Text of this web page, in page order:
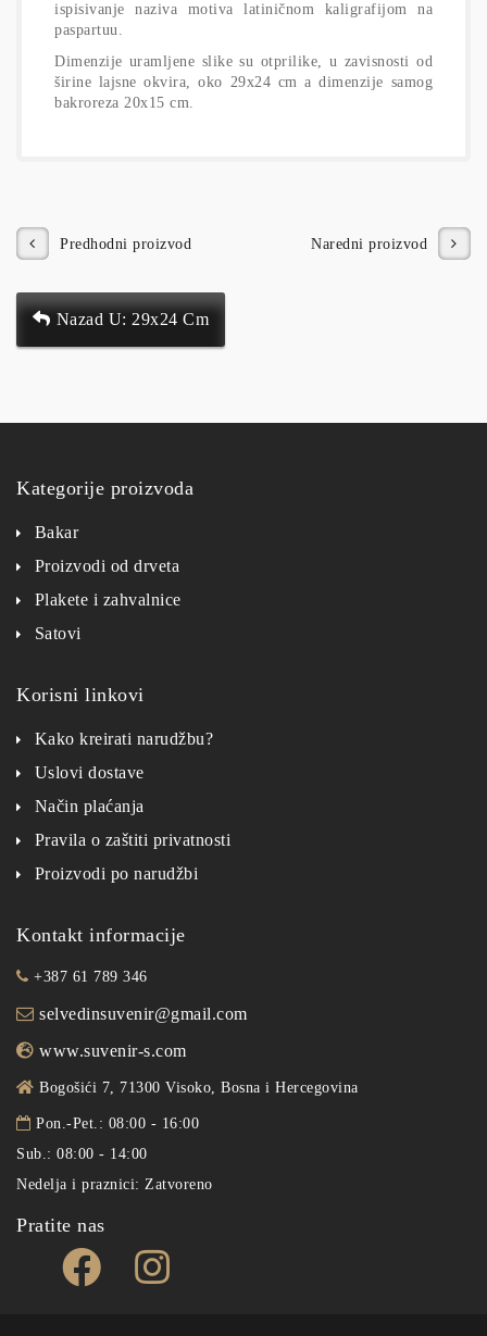
ispisivanje naziva motiva latiničnom kaligrafijom na
paspartuu.
Dimenzije uramljene slike su otprilike, u zavisnosti od
širine lajsne okvira, oko 29x24 cm a dimenzije samog
bakroreza 20x15 cm.
Naredni proizvod
Predhodni proizvod
Nazad U: 29x24 Cm
Kategorije proizvoda
Bakar
Proizvodi od drveta
Plakete i zahvalnice
Satovi
Korisni linkovi
Kako kreirati narudžbu?
Uslovi dostave
Način plaćanja
Pravila o zaštiti privatnosti
Proizvodi po narudžbi
Kontakt informacije
+387 61 789 346
selvedinsuvenir@gmail.com
www.suvenir-s.com
Bogošići 7, 71300 Visoko, Bosna i Hercegovina
Pon.-Pet.: 08:00 - 16:00
Sub.: 08:00 - 14:00
Nedelja i praznici: Zatvoreno
Pratite nas